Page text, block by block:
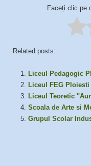
Faceți clic pe
Related posts:
Liceul Pedagogic
Liceul FEG
Liceul Teoretic
Scoala de Arte si
Grupul Scolar